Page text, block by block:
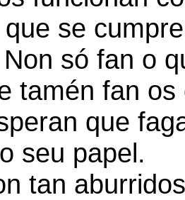
se
só fan o
tamén fan os
que
seu papel.
tan